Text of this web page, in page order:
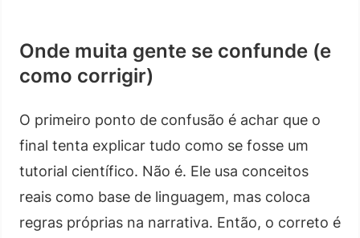
Onde muita gente se confunde (e
como corrigir)
O primeiro ponto de confusão é achar que o
final tenta explicar tudo como se fosse um
tutorial científico. Não é. Ele usa conceitos
reais como base de linguagem, mas coloca
regras próprias na narrativa. Então, o correto é